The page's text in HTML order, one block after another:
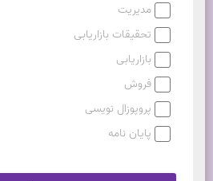
مدیریت
تحقیقات بازاریابی
بازاریابی
فروش
پروپوزال نویسی
پایان نامه